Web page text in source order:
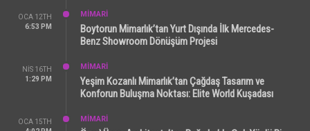
OCA 12TH
6:53 PM
MİMARİ
Boytorun Mimarlık’tan Yurt Dışında İlk Mercedes-
Benz Showroom Dönüşüm Projesi
NIS 16TH
1:29 PM
MİMARİ
Yeşim Kozanlı Mimarlık’tan Çağdaş Tasarım ve
Konforun Buluşma Noktası: Elite World Kuşadası
OCA 15TH
MİMARİ